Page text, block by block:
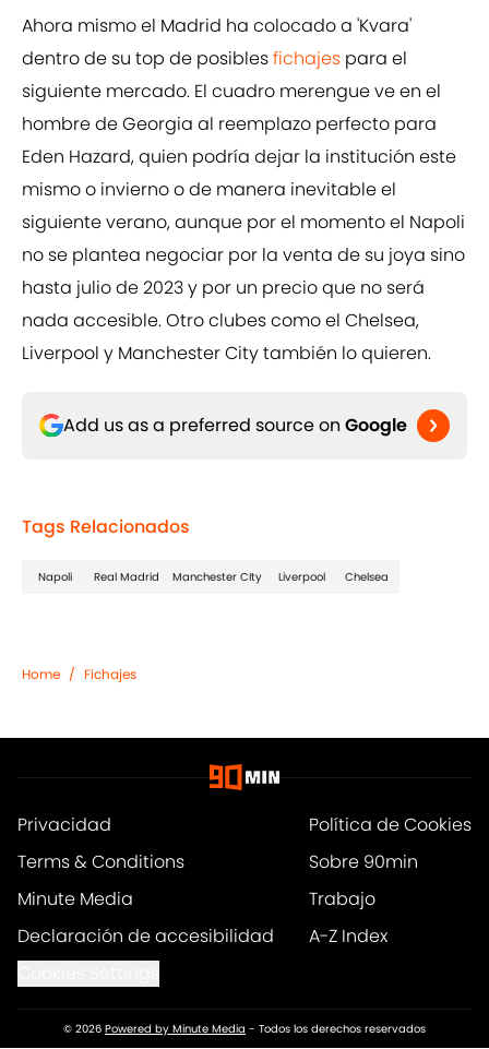
Ahora mismo el Madrid ha colocado a 'Kvara'
dentro de su top de posiblesfichajes para el
siguiente mercado. El cuadro merengue ve en el
hombre de Georgia al reemplazo perfecto para
Eden Hazard, quien podría dejar la institución este
mismo o invierno o de manera inevitable el
siguiente verano, aunque por el momento el Napoli
no se plantea negociar por la venta de su joya sino
hasta julio de 2023 y por un precio que no será
nada accesible. Otro clubes como el Chelsea,
Liverpool y Manchester City también lo quieren.
Add us as a preferred source on Google
Tags Relacionados
Napoli Real Madrid Manchester CIty Liverpool Chelsea
Home / Fichajes
Privacidad
Política de Cookies
Terms & Conditions
Sobre 90min
Minute Media
Trabajo
Declaración de accesibilidad
A-Z Index
© 2026 Powered by Minute Media - Todos los derechos reservados